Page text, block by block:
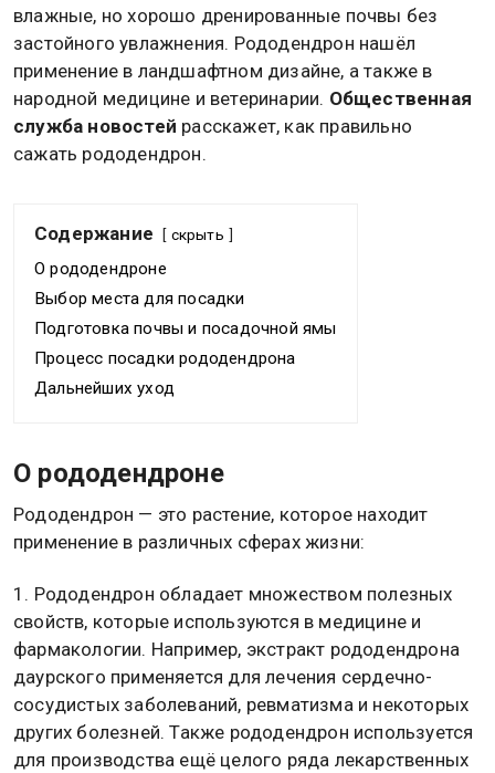
влажные, но хорошо дренированные почвы без
застойного увлажнения. Рододендрон нашёл
применение в ландшафтном дизайне, а также в
народной медицине и ветеринарии. Общественная
служба новостей расскажет, как правильно
сажать рододендрон.
Содержание скрыть
О рододендроне
Выбор места для посадки
Подготовка почвы и посадочной ямы
Процесс посадки рододендрона
Дальнейших уход
О рододендроне
Рододендрон — это растение, которое находит
применение в различных сферах жизни:
1. Рододендрон обладает множеством полезных
свойств, которые используются в медицине и
фармакологии. Например, экстракт рододендрона
даурского применяется для лечения сердечно-
сосудистых заболеваний, ревматизма и некоторых
других болезней. Также рододендрон используется
для производства ещё целого ряда лекарственных